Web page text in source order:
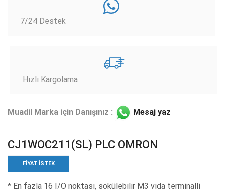
7/24 Destek
Hızlı Kargolama
Muadil Marka için Danışınız : Mesaj yaz
CJ1WOC211(SL) PLC OMRON
FIYAT ISTEK
* En fazla 16 I/O noktası, sökülebilir M3 vida terminalli